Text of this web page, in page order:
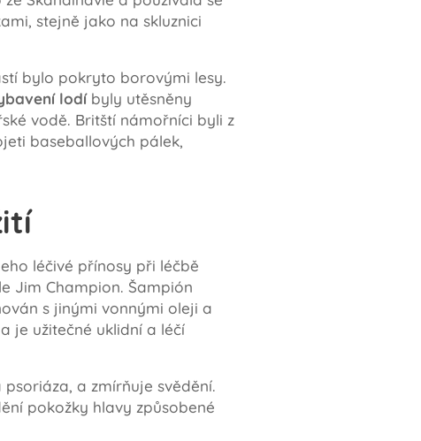
stejně jako na skluznici
bylo pokryto borovými lesy.
lodíbyly utěsněny
vodě. Britští námořníci byli z
baseballových pálek,
léčivé přínosy při léčbě
Jim Champion. Šampión
s jinými vonnými oleji a
je užitečné uklidní a léčí
a zmírňuje svědění.
pokožky hlavy způsobené